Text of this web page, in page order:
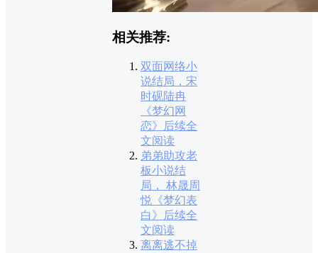
相关推荐:
双面网络小
说结局，宋
时砚陆冉
《梦幻网
恋》后续全
文阅读
弟弟助攻老
板小说结
局， 林晟周
悦《梦幻表
白》后续全
文阅读
离离逃不掉